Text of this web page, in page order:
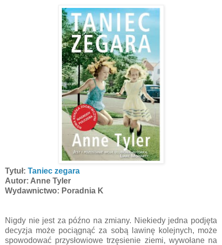
Tytuł: Taniec zegara
Autor: Anne Tyler
Wydawnictwo: Poradnia K
Nigdy nie jest za późno na zmiany. Niekiedy jedna podjęta
decyzja może pociągnąć za sobą lawinę kolejnych, może
spowodować przysłowiowe trzęsienie ziemi, wywołane na